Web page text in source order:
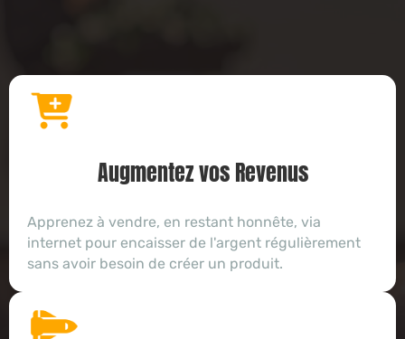
Augmentez vos Revenus
Apprenez à vendre, en restant honnête, via
internet pour encaisser de l'argent régulièrement
sans avoir besoin de créer un produit.